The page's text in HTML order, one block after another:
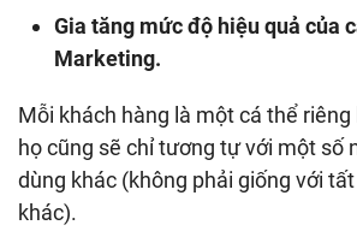
Gia tăng mức độ hiệu quả của
Marketing.
Mỗi khách hàng là một cá thể
họ cũng sẽ chỉ tương tự với một số
dùng khác (không phải giống với
khác).